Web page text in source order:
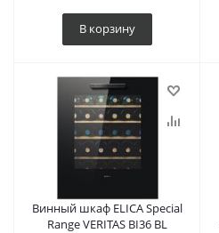
В корзину
Винный шкаф ELICA Special
Range VERITAS BI36 BL